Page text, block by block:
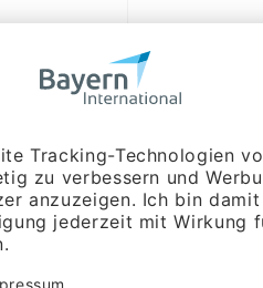
Bedienkonzepte, erstellen
in die Serie kommt.